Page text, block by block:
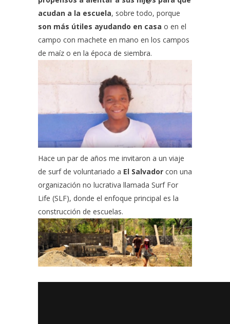
acudan a la escuela, sobre todo, porque
son más útiles ayudando en casa o en el
campo con machete en mano en los campos
de maíz o en la época de siembra.
Hace un par de años me invitaron a un viaje
de surf de voluntariado a El Salvador con una
organización no lucrativa llamada Surf For
Life (SLF), donde el enfoque principal es la
construcción de escuelas.